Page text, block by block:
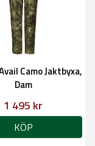
Camo Jaktbyxa,
Dam
1 495 kr
KÖP